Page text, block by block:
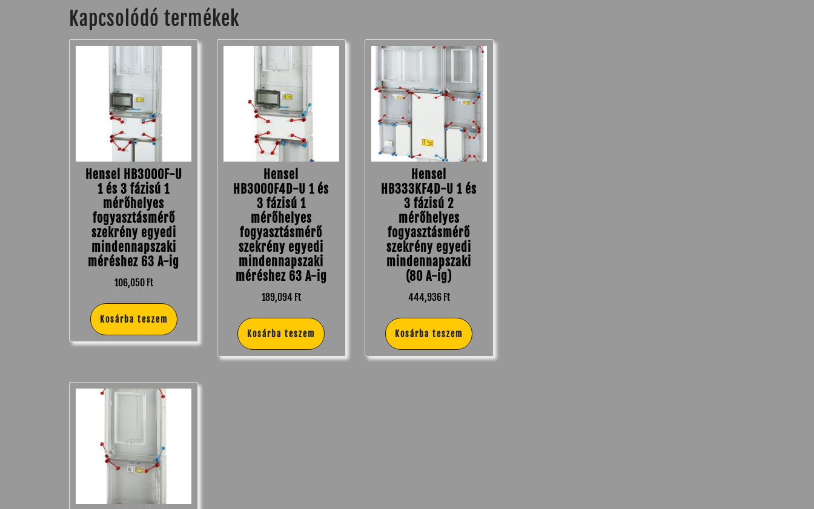
Kapcsolódó termékek
Hensel HB3000F-U
1 és 3 fázisú 1
mérőhelyes
fogyasztásmérő
szekrény egyedi
mindennapszaki
méréshez 63 A-ig
106,050 Ft
Kosárba teszem
Hensel
HB3000F4D-U 1 és
3 fázisú 1
mérőhelyes
fogyasztásmérő
szekrény egyedi
mindennapszaki
méréshez 63 A-ig
189,094 Ft
Kosárba teszem
Hensel
HB333KF4D-U 1 és
3 fázisú 2
mérőhelyes
fogyasztásmérő
szekrény egyedi
mindennapszaki
(80 A-ig)
444,936 Ft
Kosárba teszem